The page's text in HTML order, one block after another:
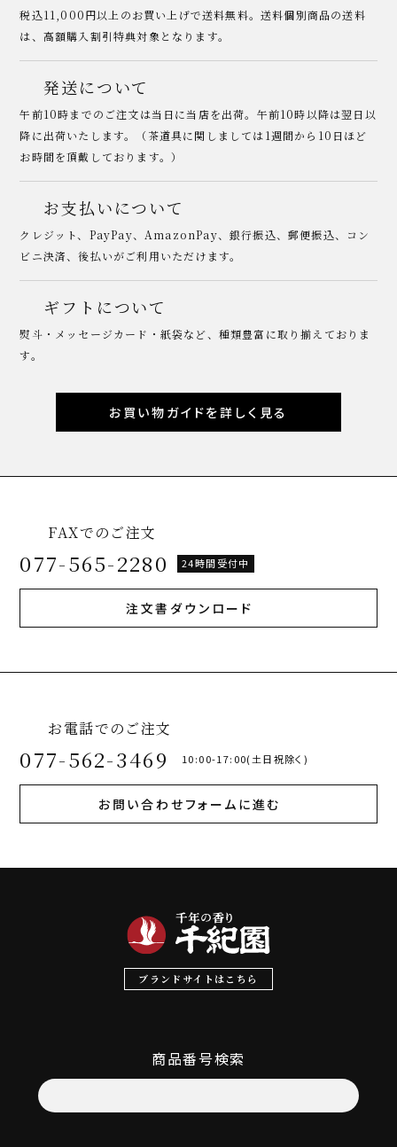
税込11,000円以上のお買い上げで送料無料。送料個別商品の送料
は、高額購入割引特典対象となります。
発送について
午前10時までのご注文は当日に当店を出荷。午前10時以降は翌日以
降に出荷いたします。（茶道具に関しましては1週間から10日ほど
お時間を頂戴しております。）
お支払いについて
クレジット、PayPay、AmazonPay、銀行振込、郵便振込、コン
ビニ決済、後払いがご利用いただけます。
ギフトについて
熨斗・メッセージカード・紙袋など、種類豊富に取り揃えておりま
す。
お買い物ガイドを詳しく見る
FAXでのご注文
077-565-2280 24時間受付中
注文書ダウンロード
お電話でのご注文
077-562-3469 10:00-17:00(土日祝除く)
お問い合わせフォームに進む
ブランドサイトはこちら
商品番号検索